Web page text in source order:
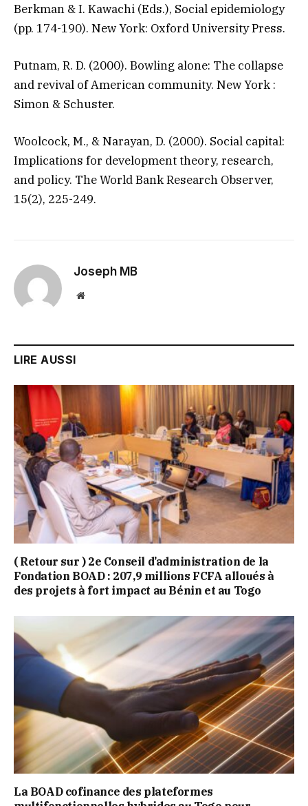
Berkman & I. Kawachi (Eds.), Social epidemiology
(pp. 174-190). New York: Oxford University Press.
Putnam, R. D. (2000). Bowling alone: The collapse
and revival of American community. New York :
Simon & Schuster.
Woolcock, M., & Narayan, D. (2000). Social capital:
Implications for development theory, research,
and policy. The World Bank Research Observer,
15(2), 225-249.
Joseph MB
Website
LIRE AUSSI
( Retour sur ) 2e Conseil d’administration de la
Fondation BOAD : 207,9 millions FCFA alloués à
des projets à fort impact au Bénin et au Togo
La BOAD cofinance des plateformes